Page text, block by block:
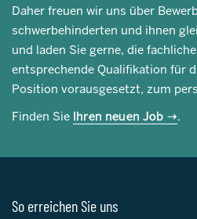
Daher freuen wir uns über
schwerbehinderten und ihnen
und laden Sie gerne, die
entsprechende Qualifikation für
Position vorausgesetzt, zum
Finden Sie Ihren neuen Job .
So erreichen Sie uns